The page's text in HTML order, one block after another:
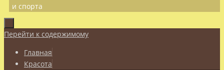
и спорта
Перейти к содержимому
Главная
Красота